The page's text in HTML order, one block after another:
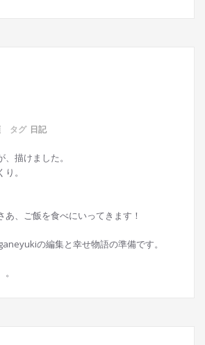
タグ 日記
描けました。
。
、ご飯を食べにいってきます！
の編集と幸せ物語の準備です。